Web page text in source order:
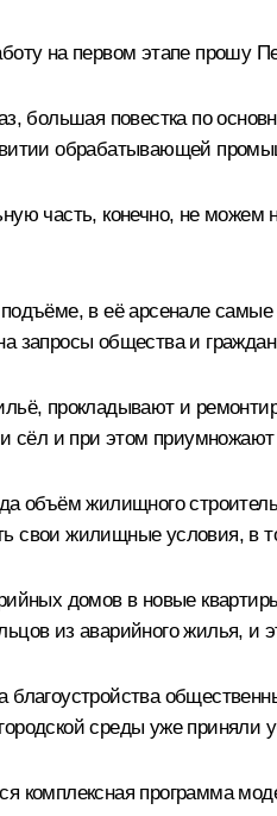
на первом этапе прошу
большая повестка по
обрабатывающей
часть, конечно, не
в её арсенале
запросы общества и
прокладывают и
сёл и при этом
объём жилищного
свои жилищные условия, в
домов в новые
из аварийного жилья, и
благоустройства
среды уже приняли
комплексная программа